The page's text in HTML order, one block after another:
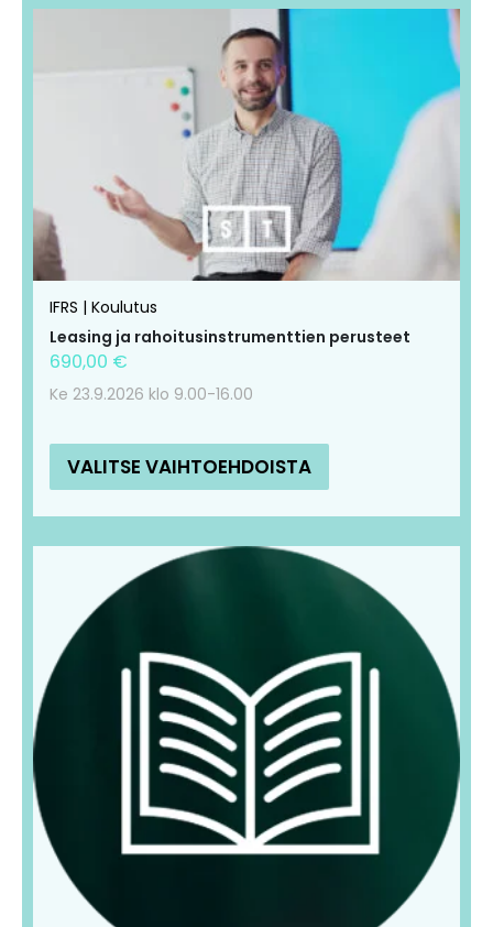
IFRS | Koulutus
Leasing ja rahoitusinstrumenttien perusteet
690,00 €
Ke 23.9.2026 klo 9.00-16.00
VALITSE VAIHTOEHDOISTA
useampi
muunnelma.
Voit
tehdä
valinnat
tuotteen
useampi
muunnelma.
Voit
tehdä
valinnat
tuotteen